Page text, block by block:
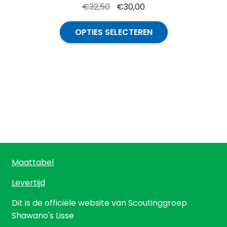
€32,50
Oorspronkelijke
prijs
was:
€32,50.
€30,00Huidige
prijs
is:
€30,00.
OPTIES SELECTEREN
Dit
product
worden
Maattabel
Levertijd
Dit is de officiële website van Scoutinggroep
Shawano's Lisse